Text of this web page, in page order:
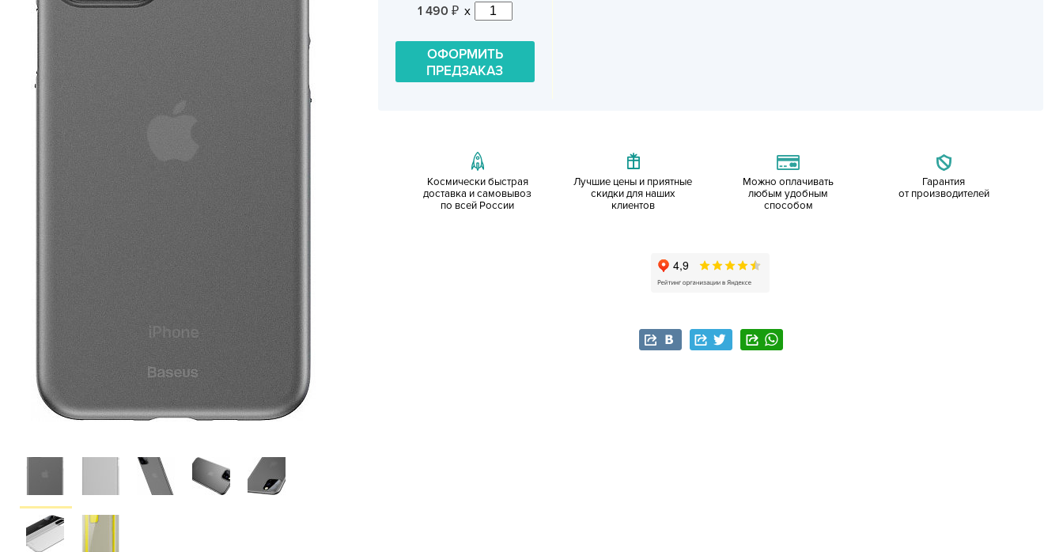
1 490 ₽ x
ОФОРМИТЬ
ПРЕДЗАКАЗ
Космически быстрая
доставка и самовывоз
по всей России
Лучшие цены и приятные
скидки для наших
клиентов
Можно оплачивать
любым удобным
способом
Гарантия
от производителей